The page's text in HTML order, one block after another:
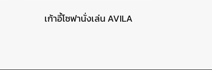
เก้าอี้โซฟานั่งเล่น AVILA